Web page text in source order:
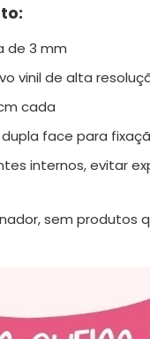
de 3 mm
vinil de alta
cada
face para
internos, evitar
sem produtos